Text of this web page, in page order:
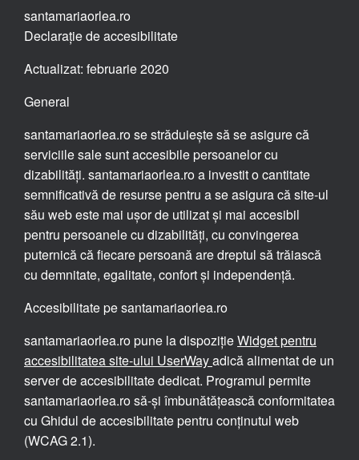
santamariaorlea.ro
Declarație de accesibilitate
Actualizat: februarie 2020
General
santamariaorlea.ro se străduiește să se asigure că
serviciile sale sunt accesibile persoanelor cu
dizabilități. santamariaorlea.ro a investit o cantitate
semnificativă de resurse pentru a se asigura că site-ul
său web este mai ușor de utilizat și mai accesibil
pentru persoanele cu dizabilități, cu convingerea
puternică că fiecare persoană are dreptul să trăiască
cu demnitate, egalitate, confort și independență.
Accesibilitate pe santamariaorlea.ro
santamariaorlea.ro pune la dispozițieWidget pentru
accesibilitatea site-ului UserWayadică alimentat de un
server de accesibilitate dedicat. Programul permite
santamariaorlea.ro să-și îmbunătățească conformitatea
cu Ghidul de accesibilitate pentru conținutul web
(WCAG 2.1).